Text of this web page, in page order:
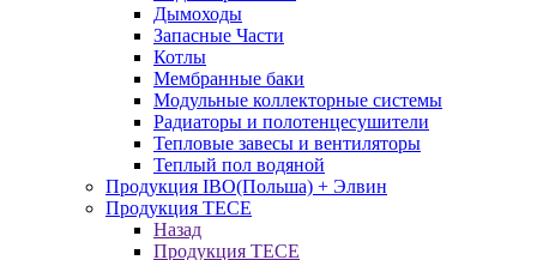
Дымоходы
Запасные Части
Котлы
Мембранные баки
Модульные коллекторные системы
Радиаторы и полотенцесушители
Тепловые завесы и вентиляторы
Теплый пол водяной
Продукция IBO(Польша) + Элвин
Продукция TECE
Назад
Продукция TECE